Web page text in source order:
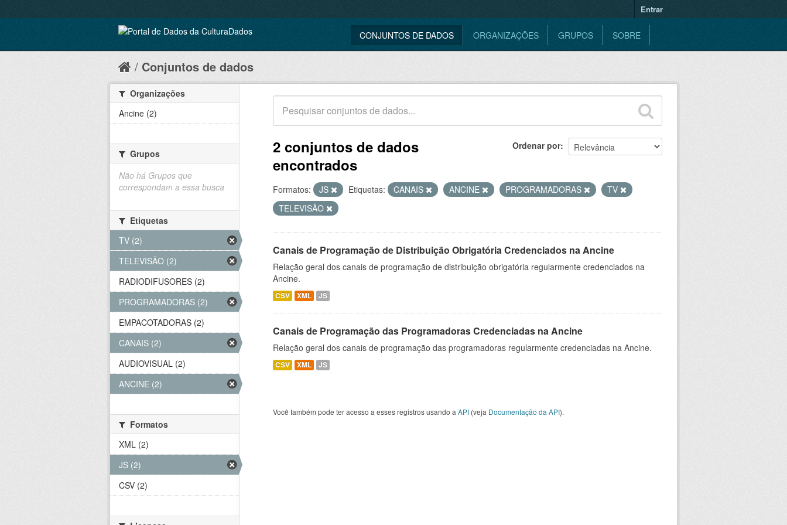
Entrar
CONJUNTOS DE DADOS ORGANIZAÇÕES GRUPOS SOBRE
Conjuntos de dados
Ordenar por
2 conjuntos de dados
encontrados
Formatos: JS Etiquetas: CANAIS ANCINE PROGRAMADORAS
TV
TELEVISÃO
Canais de Programação de Distribuição Obrigatória Credenciados na Ancine
Relação geral dos canais de programação de distribuição obrigatória regularmente credenciados na
Ancine.
CSV XML JS
Canais de Programação das Programadoras Credenciadas na Ancine
Relação geral dos canais de programação das programadoras regularmente credenciadas na Ancine.
CSV XML JS
Você também pode ter acesso a esses registros usando a API (veja Documentação da API).
Organizações
Ancine (2)
Grupos
Não há Grupos que
correspondam a essa busca
Etiquetas
TV (2)
TELEVISÃO (2)
RADIODIFUSORES (2)
PROGRAMADORAS (2)
EMPACOTADORAS (2)
CANAIS (2)
AUDIOVISUAL (2)
ANCINE (2)
Formatos
XML (2)
JS (2)
CSV (2)